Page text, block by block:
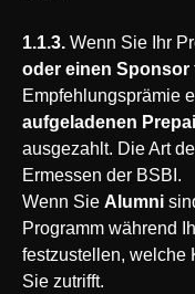
1.1.3. Wenn Sie Ihr
oder einen Sponsor
Empfehlungsprämie
aufgeladenen
ausgezahlt. Die Art
Ermessen der BSBI.
Wenn Sie Alumni
Programm während
festzustellen, welche
Sie zutrifft.